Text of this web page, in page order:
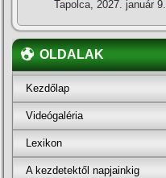
Tapolca, 2027. január 9.
OLDALAK
Kezdőlap
Videógaléria
Lexikon
A kezdetektől napjainkig